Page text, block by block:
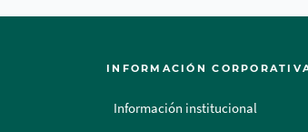
INFORMACIÓN
Información institucional